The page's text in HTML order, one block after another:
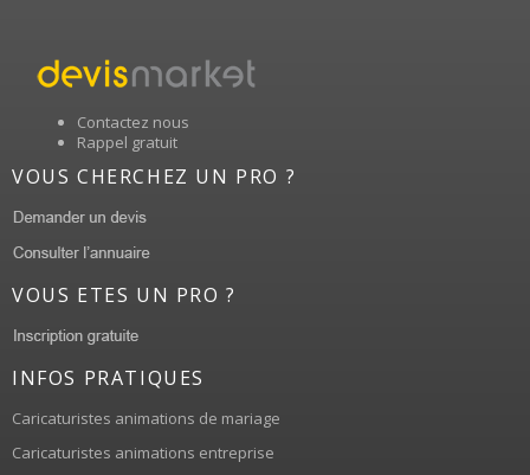
Contactez nous
Rappel gratuit
VOUS CHERCHEZ UN PRO ?
VOUS ETES UN PRO ?
INFOS PRATIQUES
Caricaturistes animations de mariage
Caricaturistes animations entreprise